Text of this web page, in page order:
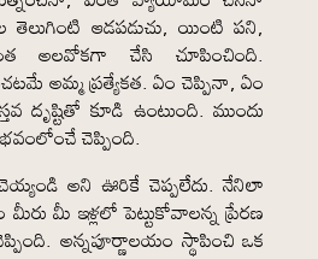
ఆడపడుచు, యింటి పని,
అలవోకగా చేసి చూపించింది.
అమ్మ ప్రత్యేకత. ఏం చెప్పినా, ఏం
దృష్టితో కూడి ఉంటుంది. ముందు
చెప్పింది.
అని ఊరికే చెప్పలేదు. నేనిలా
మీరు మీ ఇళ్లలో పెట్టుకోవాలన్న ప్రేరణ
అన్నపూర్ణాలయం స్థాపించి ఒక